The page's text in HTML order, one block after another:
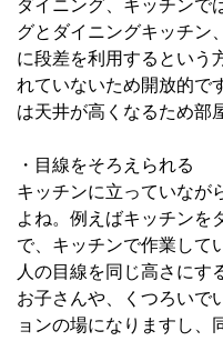
ダイニング、キッチンで
グとダイニングキッチン
に段差を利用するという
れていないため開放的で
は天井が高くなるため部
・目線をそろえられる
キッチンに立っていなが
よね。例えばキッチンを
で、キッチンで作業して
人の目線を同じ高さにす
お子さんや、くつろいで
ョンの場になりますし、